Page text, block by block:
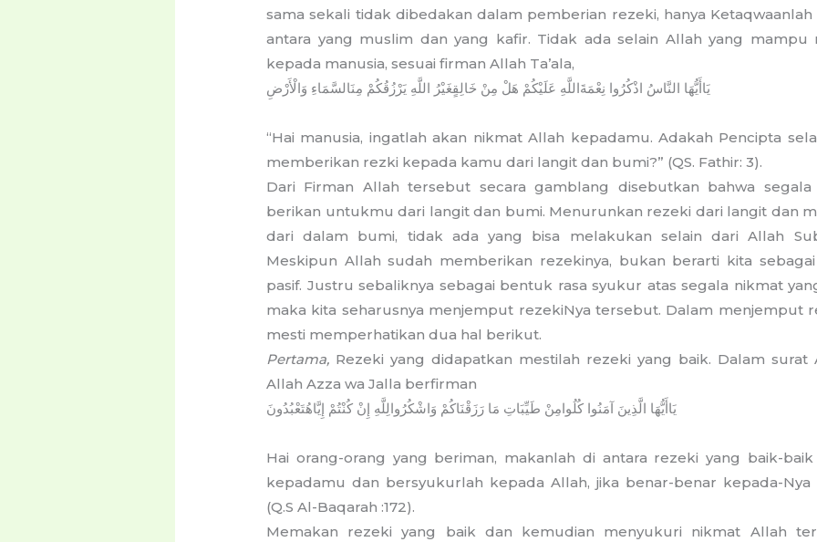
sama sekali tidak dibedakan dalam pemberian rezeki, hanya
antara yang muslim dan yang kafir. Tidak ada selain Allah yang mampu
kepada manusia, sesuai firman Allah Ta’ala,
يَاأَيُّهَا النَّاسُ اذْكُرُوا نِعْمَةَاللَّهِ عَلَيْكُمْ هَلْ مِنْ خَالِقٍغَيْرُ اللَّهِ يَرْزُقُكُمْ مِنَالسَّمَاءِ وَالْأَرْضِ
“Hai manusia, ingatlah akan nikmat Allah kepadamu. Adakah Pencipta
memberikan rezki kepada kamu dari langit dan bumi?” (QS. Fathir: 3).
Dari Firman Allah tersebut secara gamblang disebutkan bahwa
berikan untukmu dari langit dan bumi. Menurunkan rezeki dari langit dan
dari dalam bumi, tidak ada yang bisa melakukan selain dari Allah
Meskipun Allah sudah memberikan rezekinya, bukan berarti kita
pasif. Justru sebaliknya sebagai bentuk rasa syukur atas segala nikmat
maka kita seharusnya menjemput rezekiNya tersebut. Dalam menjemput
mesti memperhatikan dua hal berikut.
Pertama, Rezeki yang didapatkan mestilah rezeki yang baik. Dalam surat
Allah Azza wa Jalla berfirman
يَاأَيُّهَا الَّذِينَ آمَنُوا كُلُوامِنْ طَيِّبَاتِ مَا رَزَقْنَاكُمْ وَاشْكُرُوالِلَّهِ إِنْ كُنْتُمْ إِيَّاهُتَعْبُدُونَ
Hai orang-orang yang beriman, makanlah di antara rezeki yang baik-
kepadamu dan bersyukurlah kepada Allah, jika benar-benar kepada-Nya
(Q.S Al-Baqarah :172).
Memakan rezeki yang baik dan kemudian menyukuri nikmat Allah